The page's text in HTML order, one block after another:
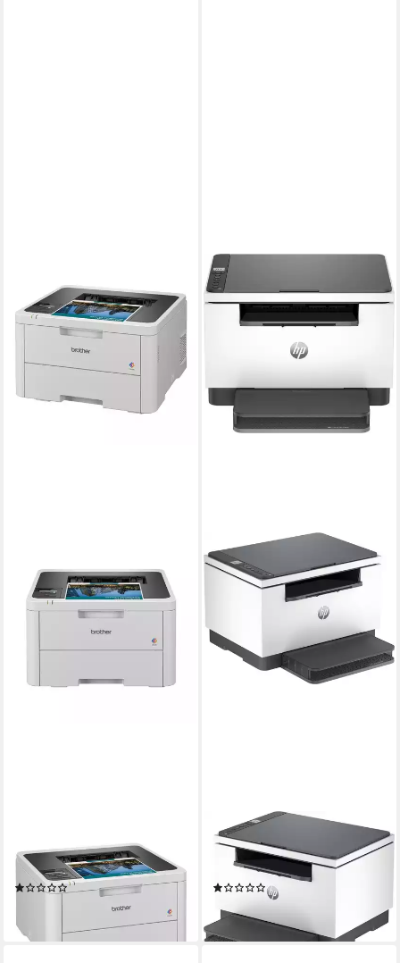
HL-L3215CW
Farblaserdrucker, (WLAN, A4)
(1)
lieferbar - in 2-3 Werktagen bei dir
HP
LaserJet MFP M234d
Multifunktionsdrucker
(1)
lieferbar - in 1-2 Werktagen bei dir